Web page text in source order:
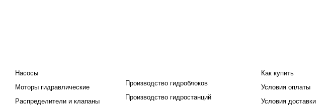
Насосы
Моторы гидравлические
Распределители и клапаны
Производство гидроблоков
Производство гидростанций
Как купить
Условия оплаты
Условия доставки